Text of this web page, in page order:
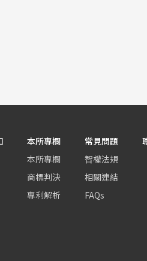
本所專欄
本所專欄
商標判決
專利解析
常見問題
智權法規
相關連結
FAQs